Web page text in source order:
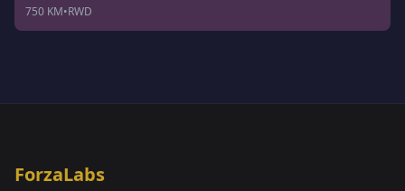
750 KM•RWD
ForzaLabs